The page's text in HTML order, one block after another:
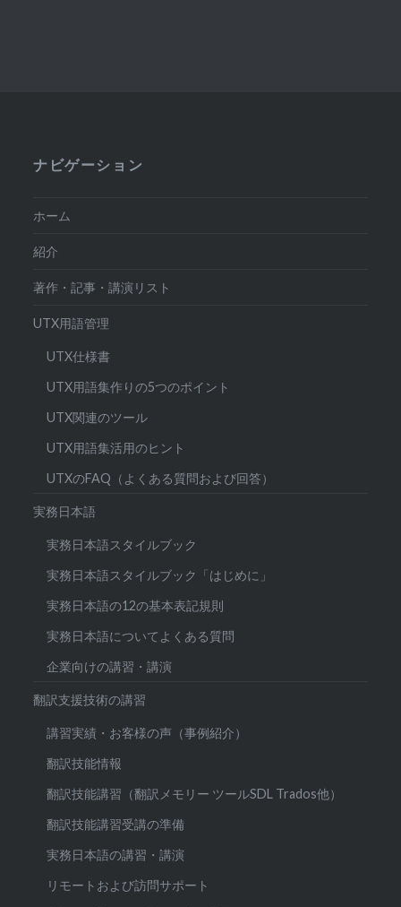
ナビゲーション
ホーム
紹介
著作・記事・講演リスト
UTX用語管理
UTX仕様書
UTX用語集作りの5つのポイント
UTX関連のツール
UTX用語集活用のヒント
UTXのFAQ（よくある質問および回答）
実務日本語
実務日本語スタイルブック
実務日本語スタイルブック「はじめに」
実務日本語の12の基本表記規則
実務日本語についてよくある質問
企業向けの講習・講演
翻訳支援技術の講習
講習実績・お客様の声（事例紹介）
翻訳技能情報
翻訳技能講習（翻訳メモリー ツールSDL Trados他）
翻訳技能講習受講の準備
実務日本語の講習・講演
リモートおよび訪問サポート